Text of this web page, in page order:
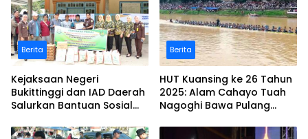
Berita
Kejaksaan Negeri
Bukittinggi dan IAD Daerah
Salurkan Bantuan Sosial
Longsor
Berita
HUT Kuansing ke 26 Tahun
2025: Alam Cahayo Tuah
Nagoghi Bawa Pulang